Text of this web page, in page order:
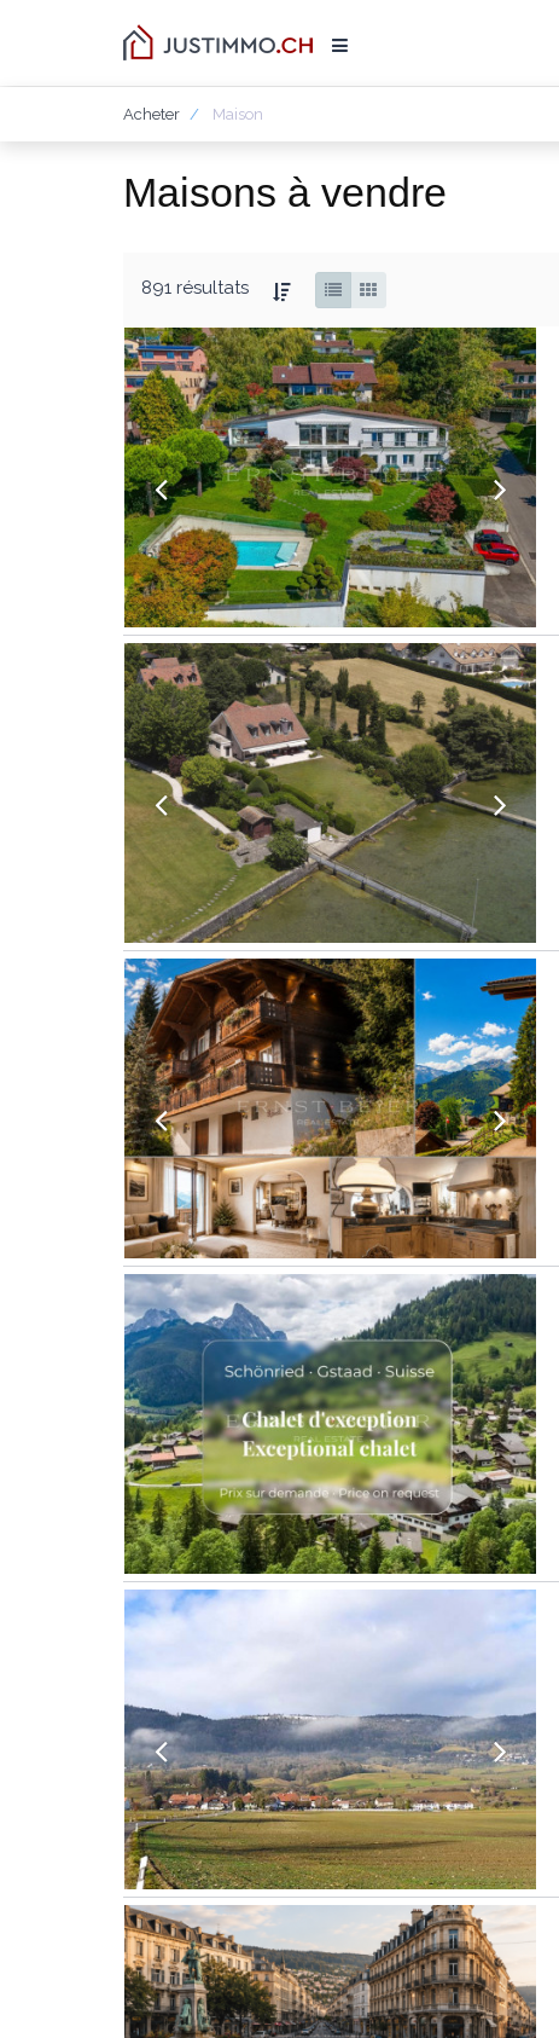
Acheter Maison
Maisons à vendre
891 résultats